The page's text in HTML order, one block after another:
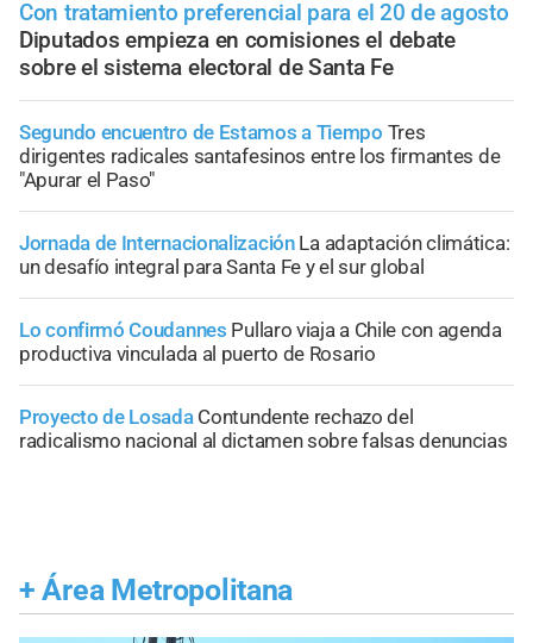
Con tratamiento preferencial para el 20 de agosto
Diputados empieza en comisiones el debate
sobre el sistema electoral de Santa Fe
Segundo encuentro de Estamos a Tiempo Tres
dirigentes radicales santafesinos entre los firmantes de
"Apurar el Paso"
Jornada de Internacionalización La adaptación climática:
un desafío integral para Santa Fe y el sur global
Lo confirmó Coudannes Pullaro viaja a Chile con agenda
productiva vinculada al puerto de Rosario
Proyecto de Losada Contundente rechazo del
radicalismo nacional al dictamen sobre falsas denuncias
+ Área Metropolitana